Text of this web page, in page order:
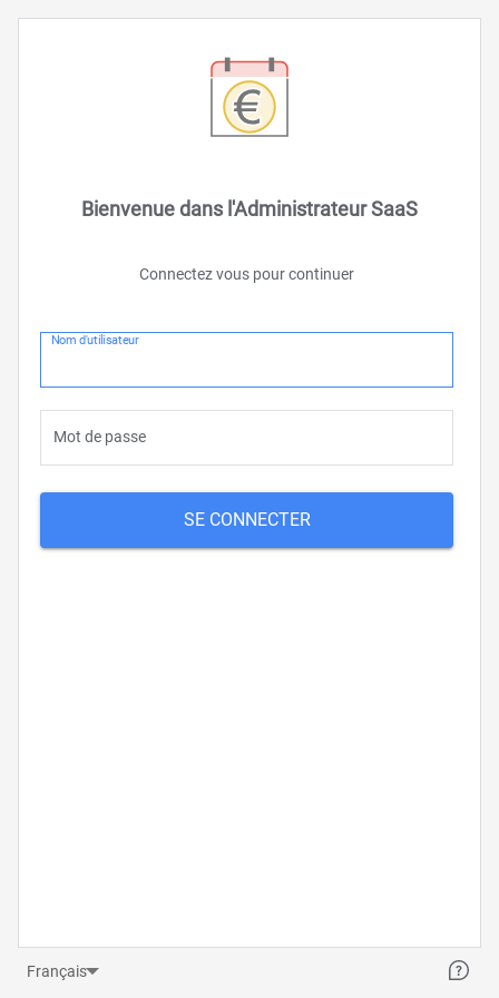
Bienvenue dans l'Administrateur SaaS
Connectez vous pour continuer
Nom d'utilisateur
Mot de passe
SE CONNECTER